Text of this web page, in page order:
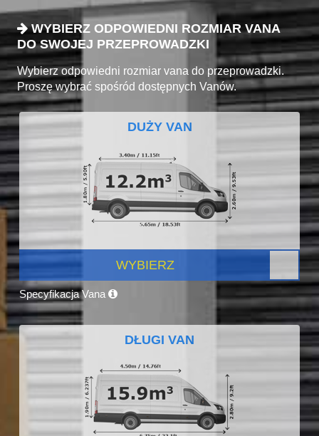
WYBIERZ ODPOWIEDNI ROZMIAR VANA
DO SWOJEJ PRZEPROWADZKI
Wybierz odpowiedni rozmiar vana do przeprowadzki.
Proszę wybrać spośród dostępnych Vanów.
DUŻY VAN
WYBIERZ
Specyfikacja Vana
DŁUGI VAN